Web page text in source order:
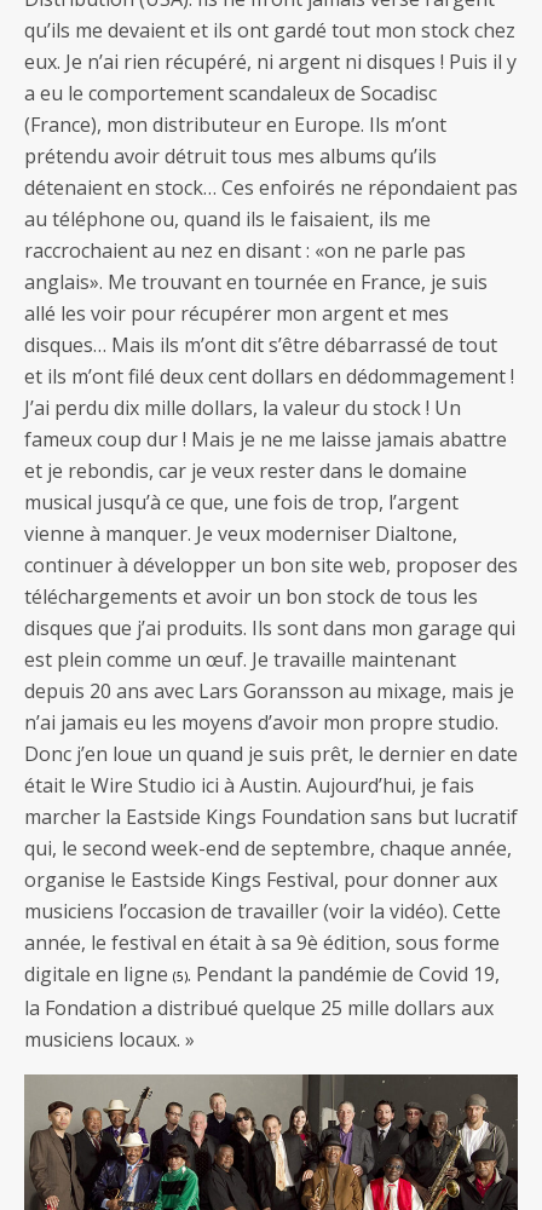
qu’ils me devaient et ils ont gardé tout mon stock chez
eux. Je n’ai rien récupéré, ni argent ni disques ! Puis il y
a eu le comportement scandaleux de Socadisc
(France), mon distributeur en Europe. Ils m’ont
prétendu avoir détruit tous mes albums qu’ils
détenaient en stock… Ces enfoirés ne répondaient pas
au téléphone ou, quand ils le faisaient, ils me
raccrochaient au nez en disant : «on ne parle pas
anglais». Me trouvant en tournée en France, je suis
allé les voir pour récupérer mon argent et mes
disques… Mais ils m’ont dit s’être débarrassé de tout
et ils m’ont filé deux cent dollars en dédommagement !
J’ai perdu dix mille dollars, la valeur du stock ! Un
fameux coup dur ! Mais je ne me laisse jamais abattre
et je rebondis, car je veux rester dans le domaine
musical jusqu’à ce que, une fois de trop, l’argent
vienne à manquer. Je veux moderniser Dialtone,
continuer à développer un bon site web, proposer des
téléchargements et avoir un bon stock de tous les
disques que j’ai produits. Ils sont dans mon garage qui
est plein comme un œuf. Je travaille maintenant
depuis 20 ans avec Lars Goransson au mixage, mais je
n’ai jamais eu les moyens d’avoir mon propre studio.
Donc j’en loue un quand je suis prêt, le dernier en date
était le Wire Studio ici à Austin. Aujourd’hui, je fais
marcher la Eastside Kings Foundation sans but lucratif
qui, le second week-end de septembre, chaque année,
organise le Eastside Kings Festival, pour donner aux
musiciens l’occasion de travailler (voir la vidéo). Cette
année, le festival en était à sa 9è édition, sous forme
digitale en ligne (5). Pendant la pandémie de Covid 19,
la Fondation a distribué quelque 25 mille dollars aux
musiciens locaux. »